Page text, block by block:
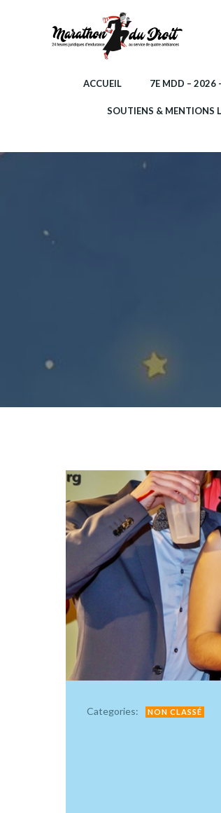
ACCUEIL 7E MDD – 2026
SOUTIENS & MENTIONS
Categories: NON CLASSÉ